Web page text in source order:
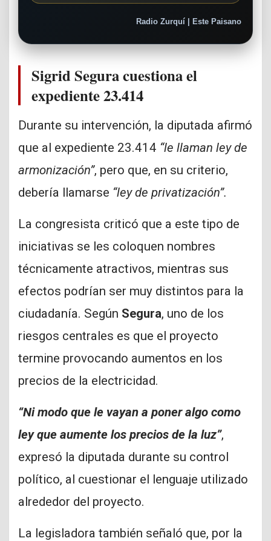
Radio Zurquí | Este Paisano
Sigrid Segura cuestiona el
expediente 23.414
Durante su intervención, la diputada afirmó
que al expediente 23.414 “le llaman ley de
armonización”, pero que, en su criterio,
debería llamarse “ley de privatización”.
La congresista criticó que a este tipo de
iniciativas se les coloquen nombres
técnicamente atractivos, mientras sus
efectos podrían ser muy distintos para la
ciudadanía. Según Segura, uno de los
riesgos centrales es que el proyecto
termine provocando aumentos en los
precios de la electricidad.
“Ni modo que le vayan a poner algo como
ley que aumente los precios de la luz”,
expresó la diputada durante su control
político, al cuestionar el lenguaje utilizado
alrededor del proyecto.
La legisladora también señaló que, por la